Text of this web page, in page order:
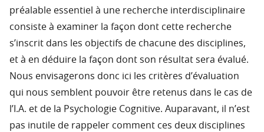
préalable essentiel à une recherche interdisciplinaire
consiste à examiner la façon dont cette recherche
s’inscrit dans les objectifs de chacune des disciplines,
et à en déduire la façon dont son résultat sera évalué.
Nous envisagerons donc ici les critères d’évaluation
qui nous semblent pouvoir être retenus dans le cas de
l’I.A. et de la Psychologie Cognitive. Auparavant, il n’est
pas inutile de rappeler comment ces deux disciplines